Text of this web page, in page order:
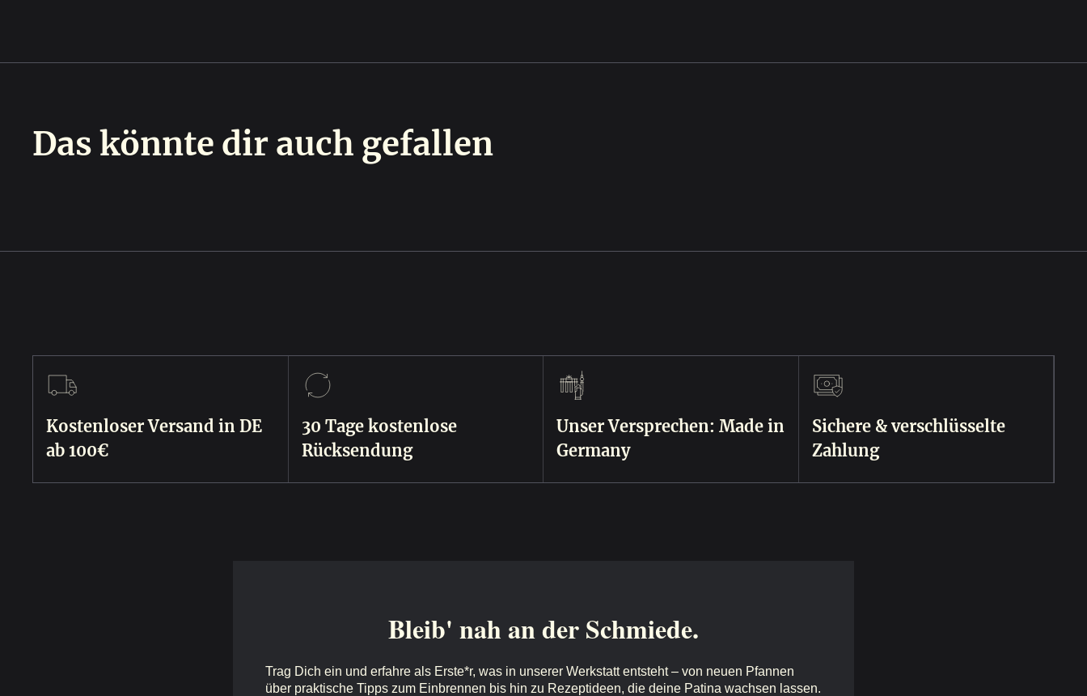
Das könnte dir auch gefallen
Kostenloser Versand in DE
ab 100€
30 Tage kostenlose
Rücksendung
Unser Versprechen: Made in
Germany
Sichere & verschlüsselte
Zahlung
Bleib' nah an der Schmiede.
Trag Dich ein und erfahre als Erste*r, was in unserer Werkstatt entsteht – von neuen Pfannen
über praktische Tipps zum Einbrennen bis hin zu Rezeptideen, die deine Patina wachsen lassen.